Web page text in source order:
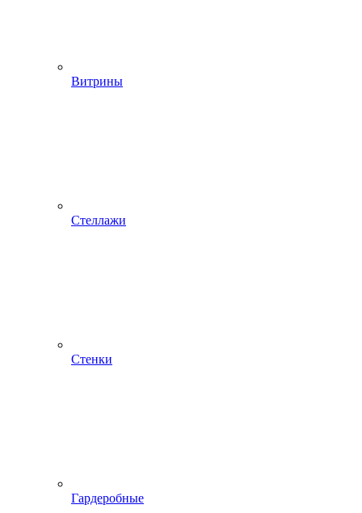
Витрины
Стеллажи
Стенки
Гардеробные